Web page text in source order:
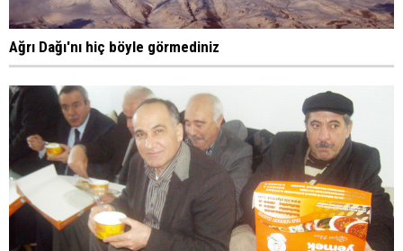
Ağrı Dağı'nı hiç böyle görmediniz